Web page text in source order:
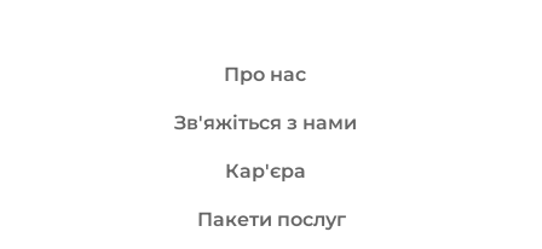
Про нас
Зв'яжіться з нами
Кар'єра
Пакети послуг